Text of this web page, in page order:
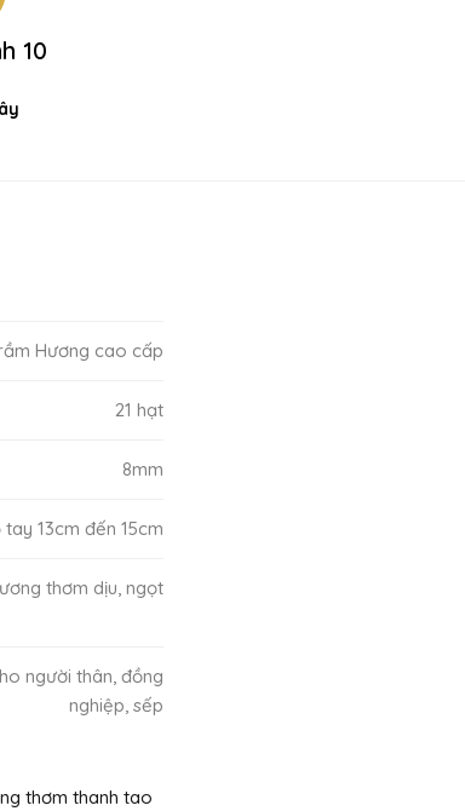
10
Hương cao cấp
21 hạt
8mm
13cm đến 15cm
thơm dịu, ngọt
người thân, đồng
nghiệp, sếp
thơm thanh tao